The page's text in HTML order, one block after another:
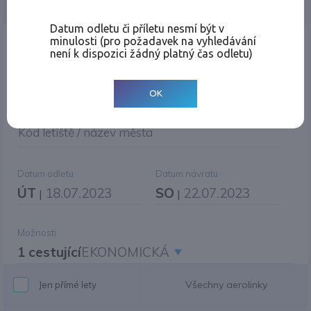
Místo odletu
Kód letiště / název města
Datum odletu
ÚT | 18.07.2023
Datum návratu
SO | 22.07.2023
Možnosti
1 cestujícíEKONOMICKÁ
Jen přímé lety Všechny aerolinky
Datum odletu či příletu nesmí být v
minulosti (pro požadavek na vyhledávání
není k dispozici žádný platný čas odletu)
OK